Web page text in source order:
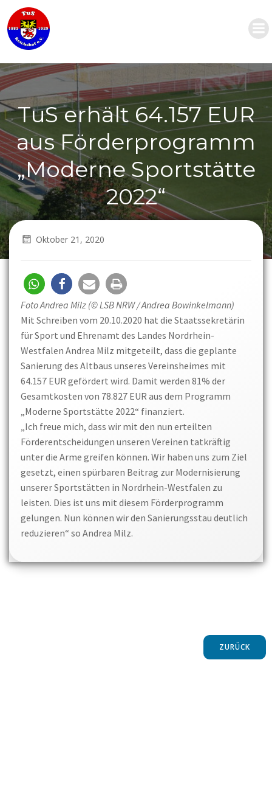
TuS erhält 64.157 EUR
aus Förderprogramm
„Moderne Sportstätte
2022“
Oktober 21, 2020
Foto Andrea Milz (© LSB NRW / Andrea Bowinkelmann)
Mit Schreiben vom 20.10.2020 hat die Staatssekretärin
für Sport und Ehrenamt des Landes Nordrhein-
Westfalen Andrea Milz mitgeteilt, dass die geplante
Sanierung des Altbaus unseres Vereinsheimes mit
64.157 EUR gefördert wird. Damit werden 81% der
Gesamtkosten von 78.827 EUR aus dem Programm
„Moderne Sportstätte 2022“ finanziert.
„Ich freue mich, dass wir mit den nun erteilten
Förderentscheidungen unseren Vereinen tatkräftig
unter die Arme greifen können. Wir haben uns zum Ziel
gesetzt, einen spürbaren Beitrag zur Modernisierung
unserer Sportstätten in Nordrhein-Westfalen zu
leisten. Dies ist uns mit diesem Förderprogramm
gelungen. Nun können wir den Sanierungsstau deutlich
reduzieren“ so Andrea Milz.
ZURÜCK